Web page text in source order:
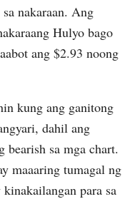
nakaraan. Ang
Hulyo bago
ang $2.93 noong
kung ang ganitong
dahil ang
sa mga chart.
maaaring tumagal ng
para sa